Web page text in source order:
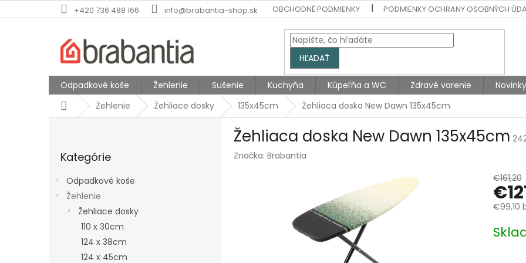
na
+420 736 488 166 info@brabantia-shop.sk OBCHODNÉ PODMIENKY PODMIENKY OCHRANY OSOBNÝCH
HĽADAŤ
Odpadkové koše Žehlenie Sušenie Kuchyňa Kúpeľňa a WC Zdravé varenie
DomovŽehlenie Žehliace dosky 135x45cm Žehliaca doska New Dawn 135x45cm
kategórie
Kategórie
Odpadkové koše
Žehlenie
Žehliace dosky
110 x 30cm
124 x 38cm
124 x 45cm
Žehliaca doska New Dawn 135x45cm
Značka: Brabantia
€161,20
€99,10
cena: